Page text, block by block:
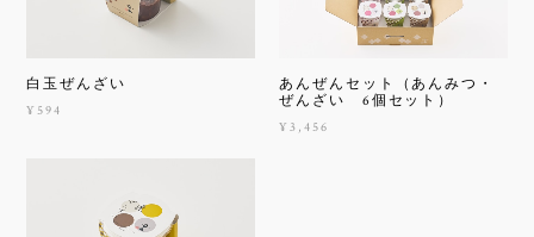
白玉ぜんざい
¥594
あんぜんセット（あんみつ・
ぜんざい 6個セット）
¥3,456